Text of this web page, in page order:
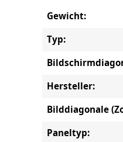
Gewicht:
Typ:
Hersteller:
Bilddiagonale
Paneltyp: